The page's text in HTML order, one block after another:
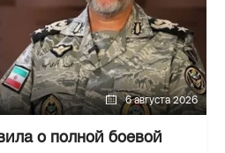
6 августа 2026
о полной боевой